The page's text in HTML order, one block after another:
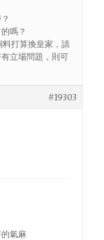
嗎？
打算換皇家，請
立場問題，則可
#19303
氣麻